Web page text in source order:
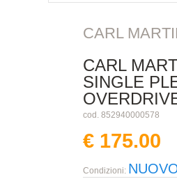
CARL
CARL
SINGLE
cod. 852940000578
€ 175.00
Condizioni: